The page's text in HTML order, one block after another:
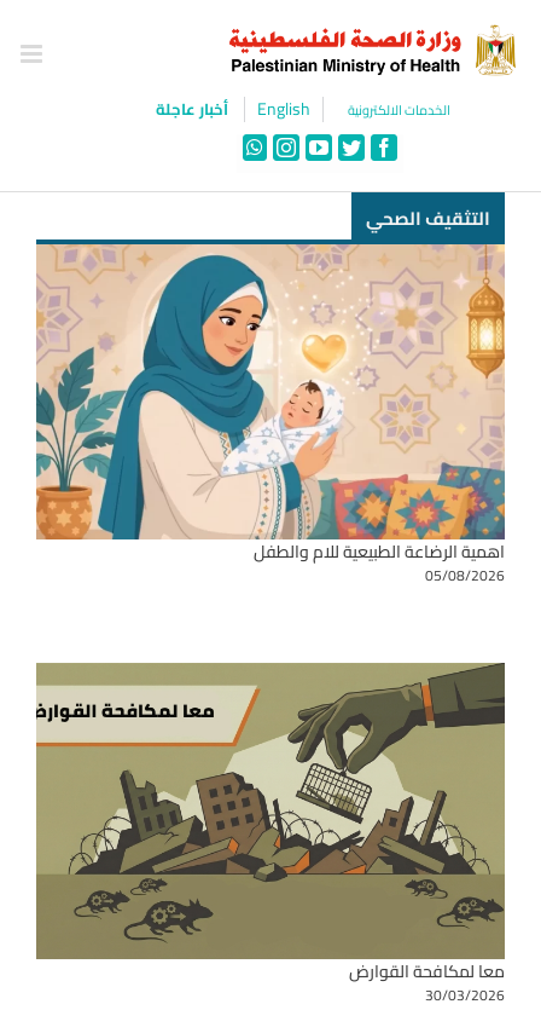
content
الخدمات الالكترونية English أخبار عاجلة
Facebook
Twitter
YouTube
Instagram
WhatsApp
التثقيف الصحي
اهمية الرضاعة الطبيعية للام والطفل
05/08/2026
معا لمكافحة القوارض
30/03/2026